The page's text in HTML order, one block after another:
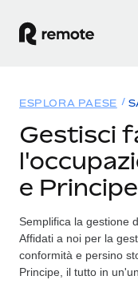
ASSUMI NEL
Global Payroll
Employer of
Espanditi con
Soluzioni
COPERTURA
Ricerca paesi
Trova i servizi
Confronta
Tariffe
Italiano
ESPLORA PAESE
Gestisci
e Principe
Semplifica la gestione
Affidati a noi per la
conformità e persino
Principe, il tutto in